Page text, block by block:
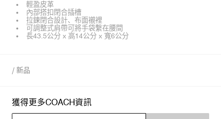
輕盈皮革
內部搭扣閉合插槽
拉鍊閉合設計、布面襯裡
可調整式肩帶可將手袋繫在腰間
長43.5公分 x 高14公分 x 寬6公分
/ 新品
獲得更多COACH資訊